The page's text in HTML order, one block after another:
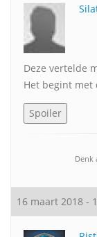
Deze vertelde
Het begint met
Denk
16 maart 2018 -